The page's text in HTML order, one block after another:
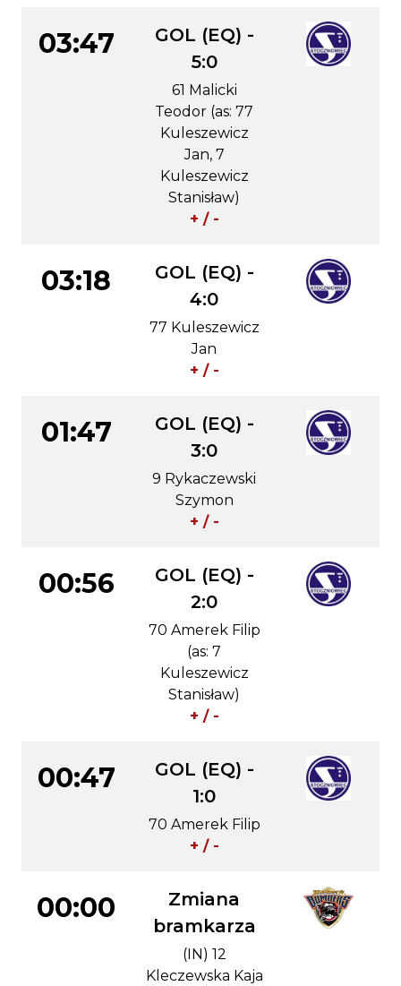
03:47
GOL (EQ) -
5:0
61 Malicki
Teodor (as: 77
Kuleszewicz
Jan, 7
Kuleszewicz
Stanisław)
+ / -
03:18
GOL (EQ) -
4:0
77 Kuleszewicz
Jan
+ / -
01:47
GOL (EQ) -
3:0
9 Rykaczewski
Szymon
+ / -
00:56
GOL (EQ) -
2:0
70 Amerek Filip
(as: 7
Kuleszewicz
Stanisław)
+ / -
00:47
GOL (EQ) -
1:0
70 Amerek Filip
+ / -
00:00
Zmiana
bramkarza
(IN) 12
Kleczewska Kaja